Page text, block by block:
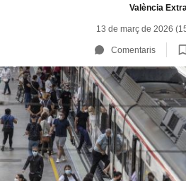
València Extra
13 de març de 2026
Comentaris